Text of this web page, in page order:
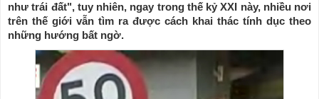
như trái đất", tuy nhiên, ngay trong thế kỷ XXI này, nhiều nơi
trên thế giới vẫn tìm ra được cách khai thác tính dục theo
những hướng bất ngờ.